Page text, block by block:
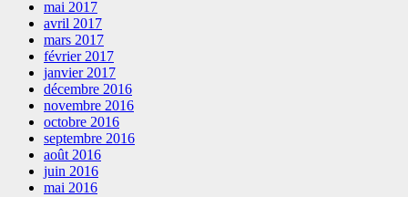
mai 2017
avril 2017
mars 2017
février 2017
janvier 2017
décembre 2016
novembre 2016
octobre 2016
septembre 2016
août 2016
juin 2016
mai 2016